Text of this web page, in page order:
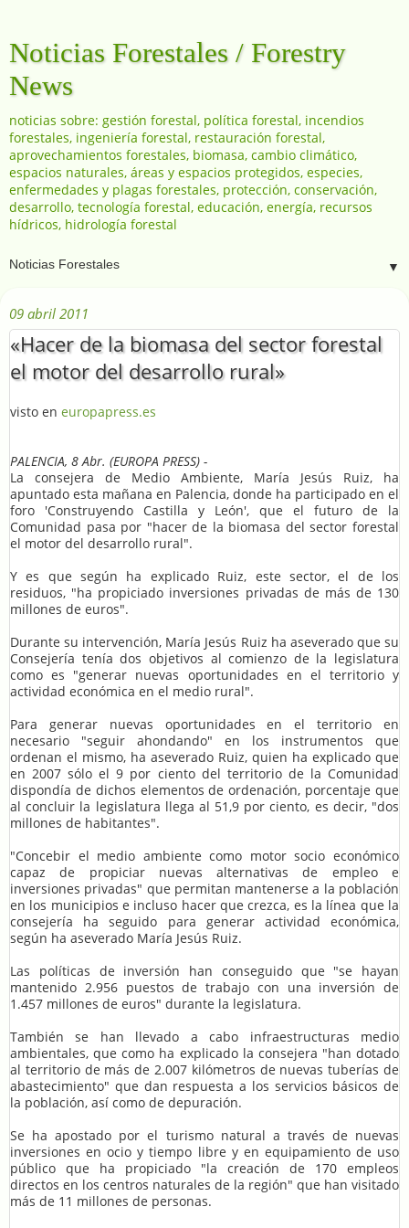
Noticias Forestales / Forestry
News
noticias sobre: gestión forestal, política forestal, incendios
forestales, ingeniería forestal, restauración forestal,
aprovechamientos forestales, biomasa, cambio climático,
espacios naturales, áreas y espacios protegidos, especies,
enfermedades y plagas forestales, protección, conservación,
desarrollo, tecnología forestal, educación, energía, recursos
hídricos, hidrología forestal
▼
09 abril 2011
«Hacer de la biomasa del sector forestal
el motor del desarrollo rural»
visto en europapress.es
PALENCIA, 8 Abr. (EUROPA PRESS) -
La consejera de Medio Ambiente, María Jesús Ruiz, ha
apuntado esta mañana en Palencia, donde ha participado en el
foro 'Construyendo Castilla y León', que el futuro de la
Comunidad pasa por "hacer de la biomasa del sector forestal
el motor del desarrollo rural".
Y es que según ha explicado Ruiz, este sector, el de los
residuos, "ha propiciado inversiones privadas de más de 130
millones de euros".
Durante su intervención, María Jesús Ruiz ha aseverado que su
Consejería tenía dos objetivos al comienzo de la legislatura
como es "generar nuevas oportunidades en el territorio y
actividad económica en el medio rural".
Para generar nuevas oportunidades en el territorio en
necesario "seguir ahondando" en los instrumentos que
ordenan el mismo, ha aseverado Ruiz, quien ha explicado que
en 2007 sólo el 9 por ciento del territorio de la Comunidad
dispondía de dichos elementos de ordenación, porcentaje que
al concluir la legislatura llega al 51,9 por ciento, es decir, "dos
millones de habitantes".
"Concebir el medio ambiente como motor socio económico
capaz de propiciar nuevas alternativas de empleo e
inversiones privadas" que permitan mantenerse a la población
en los municipios e incluso hacer que crezca, es la línea que la
consejería ha seguido para generar actividad económica,
según ha aseverado María Jesús Ruiz.
Las políticas de inversión han conseguido que "se hayan
mantenido 2.956 puestos de trabajo con una inversión de
1.457 millones de euros" durante la legislatura.
También se han llevado a cabo infraestructuras medio
ambientales, que como ha explicado la consejera "han dotado
al territorio de más de 2.007 kilómetros de nuevas tuberías de
abastecimiento" que dan respuesta a los servicios básicos de
la población, así como de depuración.
Se ha apostado por el turismo natural a través de nuevas
inversiones en ocio y tiempo libre y en equipamiento de uso
público que ha propiciado "la creación de 170 empleos
directos en los centros naturales de la región" que han visitado
más de 11 millones de personas.